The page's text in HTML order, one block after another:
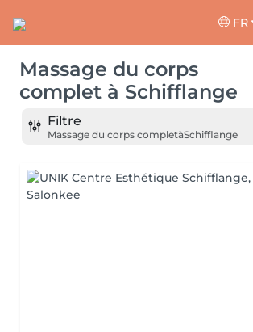
FR
Massage du corps
complet à Schifflange
Filtre
Massage du corps completàSchifflange